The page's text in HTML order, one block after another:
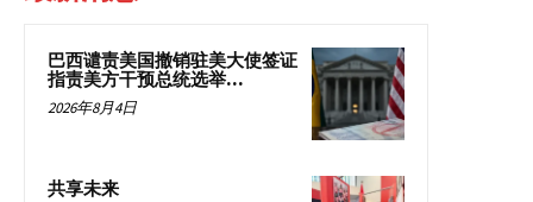
巴西谴责美国撤销驻美大使签证
指责美方干预总统选举...
2026年8月4日
共享未来